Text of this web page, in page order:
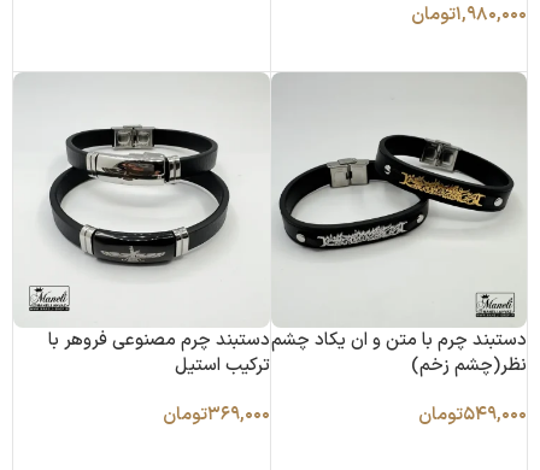
۱,۹۸۰,۰۰۰تومان
دستبند چرم با متن و ان یکاد چشم
نظر(چشم زخم)
۵۴۹,۰۰۰تومان
دستبند چرم مصنوعی فروهر با
ترکیب استیل
۳۶۹,۰۰۰تومان